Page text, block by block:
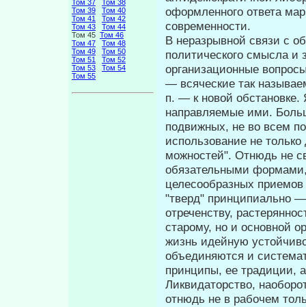
Том 37
Том 38
Том 39
Том 40
Том 41
Том 42
Том 43
Том 44
Том 45 Том 46
Том 47
Том 48
Том 49
Том 50
Том 51
Том 52
Том 53
Том 54
Том 55
оформленного ответа
современности.
В неразрывной связи с
политиче­ского смысла и
организационные
— всяческие так
п. — к новой обстановке.
направляемые ими.
подвижных, не во всем
использование не
можностей". Отнюдь не
обяза­тельными
целесообразных
"тверд" принципиально
отреченству,
старому, но и основной
жизнь идейную
объединяются и
принципы, ее традиции,
Ликвидаторство,
отнюдь не в рабочем